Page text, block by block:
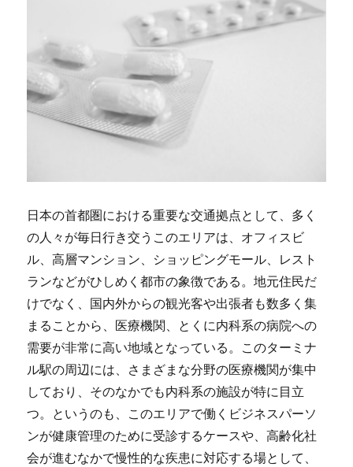
日本の首都圏における重要な交通拠点として、多く
の人々が毎日行き交うこのエリアは、オフィスビ
ル、高層マンション、ショッピングモール、レスト
ランなどがひしめく都市の象徴である。地元住民だ
けでなく、国内外からの観光客や出張者も数多く集
まることから、医療機関、とくに内科系の病院への
需要が非常に高い地域となっている。このターミナ
ル駅の周辺には、さまざまな分野の医療機関が集中
しており、そのなかでも内科系の施設が特に目立
つ。というのも、このエリアで働くビジネスパーソ
ンが健康管理のために受診するケースや、高齢化社
会が進むなかで慢性的な疾患に対応する場として、